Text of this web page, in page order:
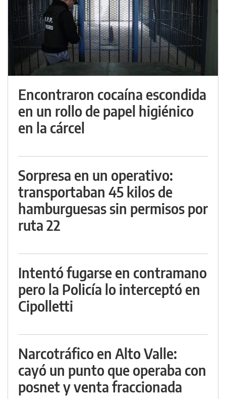
Encontraron cocaína escondida
en un rollo de papel higiénico
en la cárcel
Sorpresa en un operativo:
transportaban 45 kilos de
hamburguesas sin permisos por
ruta 22
Intentó fugarse en contramano
pero la Policía lo interceptó en
Cipolletti
Narcotráfico en Alto Valle:
cayó un punto que operaba con
posnet y venta fraccionada